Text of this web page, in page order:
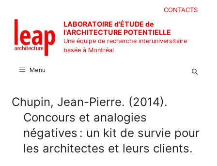
contenu
CONTACTS
LABORATOIRE d'ÉTUDE de
l'ARCHITECTURE POTENTIELLE
Une équipe de recherche interuniversitaire
basée à Montréal
Menu
Chupin, Jean-Pierre. (2014).
Concours et analogies
négatives : un kit de survie pour
les architectes et leurs clients.